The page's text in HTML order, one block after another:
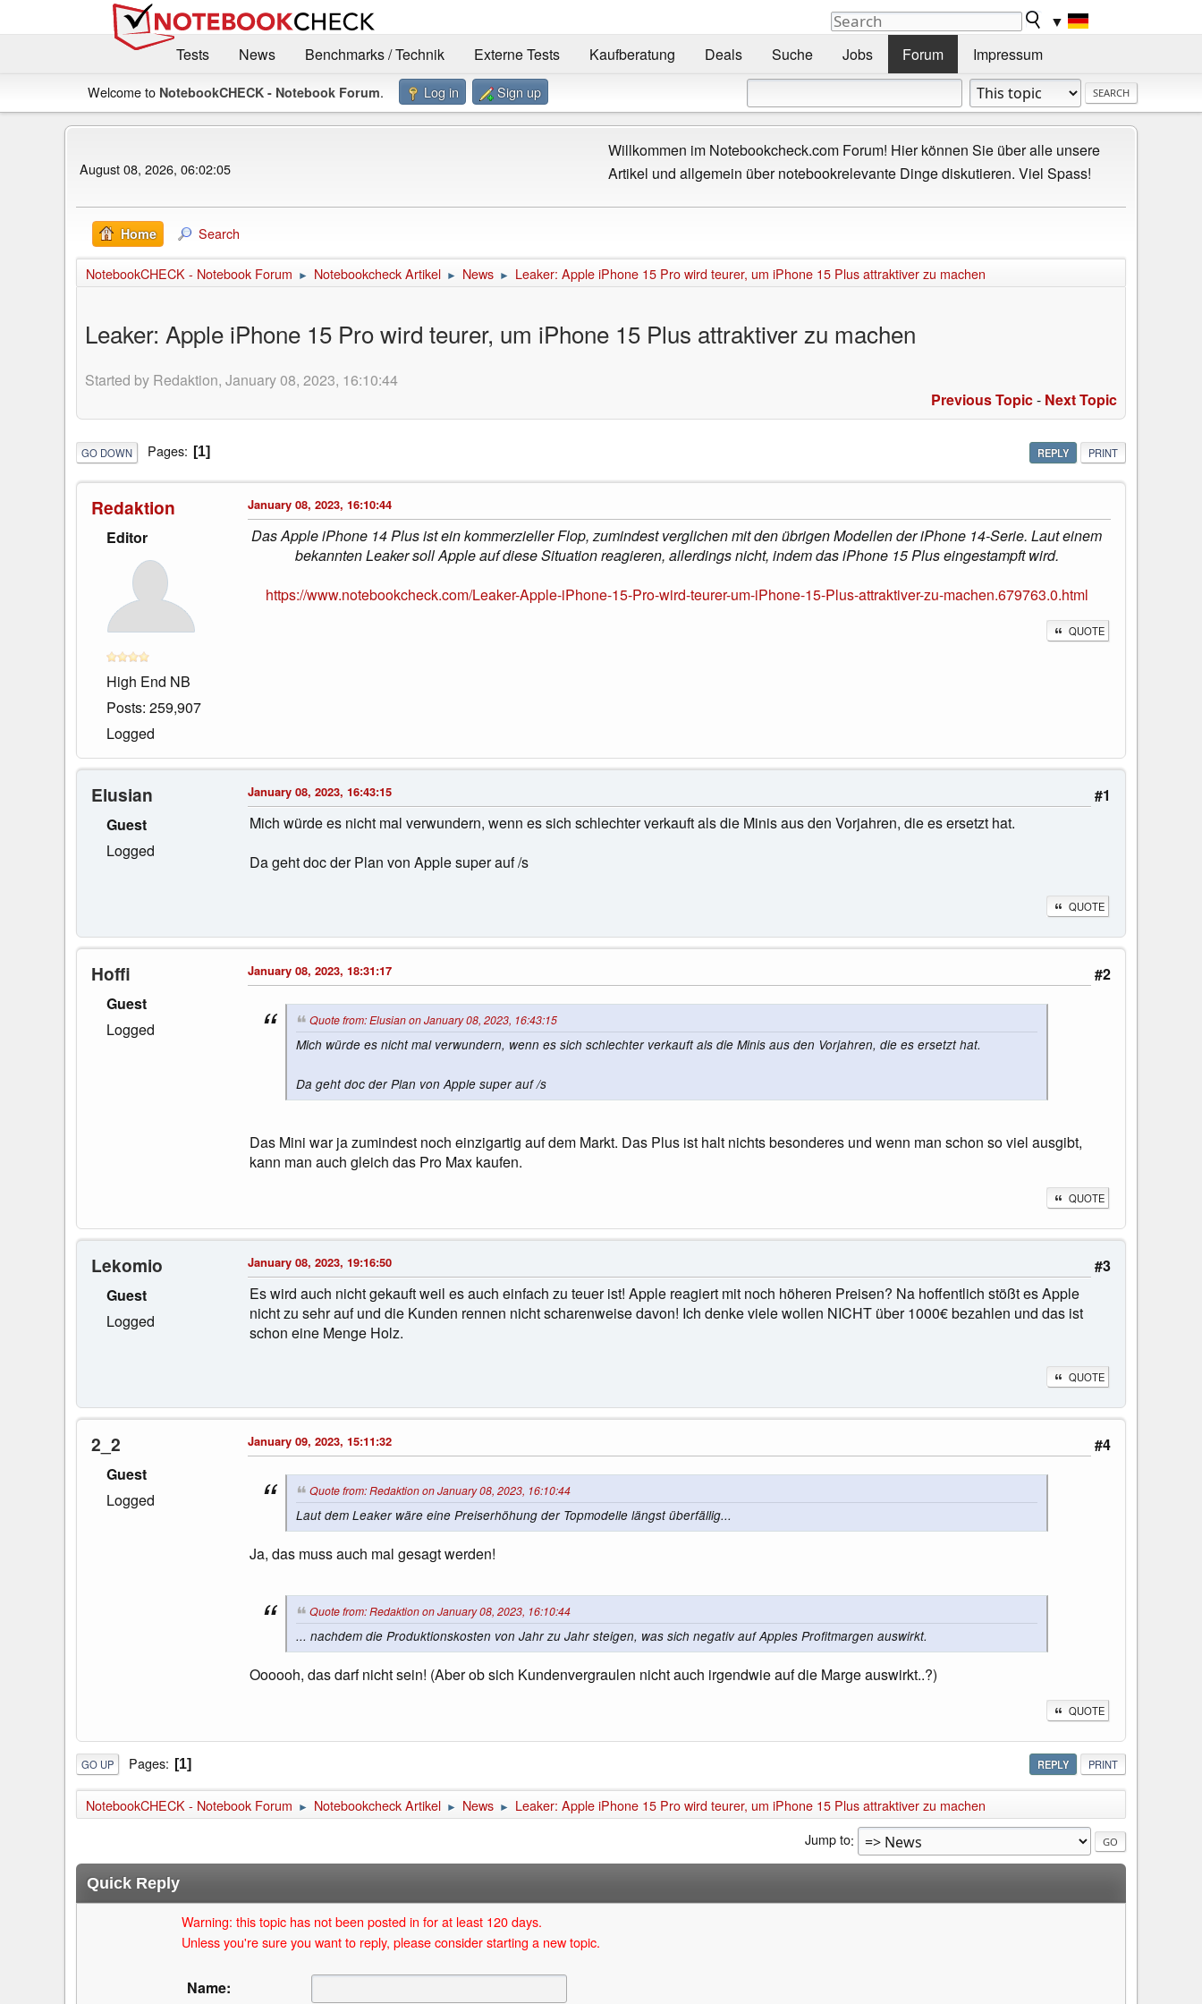
▼
Tests
News Benchmarks / Technik Externe Tests Kaufberatung Deals Suche Jobs Forum Impressum
Welcome to NotebookCHECK - Notebook Forum. Log in Sign up
August 08, 2026, 06:02:05
Willkommen im Notebookcheck.com Forum! Hier können Sie über alle unsere
Artikel und allgemein über notebookrelevante Dinge diskutieren. Viel Spass!
Home Search
NotebookCHECK - Notebook Forum ► Notebookcheck Artikel ► News ► Leaker: Apple iPhone 15 Pro wird teurer, um iPhone 15 Plus attraktiver zu machen
Leaker: Apple iPhone 15 Pro wird teurer, um iPhone 15 Plus attraktiver zu machen
Started by Redaktion, January 08, 2023, 16:10:44
Previous Topic- Next Topic
REPLY PRINT
GO DOWN Pages 1
Redaktion
Editor
High End NB
Posts: 259,907
Logged
January 08, 2023, 16:10:44
Das Apple iPhone 14 Plus ist ein kommerzieller Flop, zumindest verglichen mit den übrigen Modellen der iPhone 14-Serie. Laut einem
bekannten Leaker soll Apple auf diese Situation reagieren, allerdings nicht, indem das iPhone 15 Plus eingestampft wird.
https://www.notebookcheck.com/Leaker-Apple-iPhone-15-Pro-wird-teurer-um-iPhone-15-Plus-attraktiver-zu-machen.679763.0.html
QUOTE
Elusian
Guest
Logged
#1
January 08, 2023, 16:43:15
Mich würde es nicht mal verwundern, wenn es sich schlechter verkauft als die Minis aus den Vorjahren, die es ersetzt hat.
Da geht doc der Plan von Apple super auf /s
QUOTE
Hoffi
Guest
Logged
#2
January 08, 2023, 18:31:17
Quote from: Elusian on January 08, 2023, 16:43:15
Mich würde es nicht mal verwundern, wenn es sich schlechter verkauft als die Minis aus den Vorjahren, die es ersetzt hat.
Da geht doc der Plan von Apple super auf /s
Das Mini war ja zumindest noch einzigartig auf dem Markt. Das Plus ist halt nichts besonderes und wenn man schon so viel ausgibt,
kann man auch gleich das Pro Max kaufen.
QUOTE
Lekomio
Guest
Logged
#3
January 08, 2023, 19:16:50
Es wird auch nicht gekauft weil es auch einfach zu teuer ist! Apple reagiert mit noch höheren Preisen? Na hoffentlich stößt es Apple
nicht zu sehr auf und die Kunden rennen nicht scharenweise davon! Ich denke viele wollen NICHT über 1000€ bezahlen und das ist
schon eine Menge Holz.
QUOTE
2_2
Guest
Logged
#4
January 09, 2023, 15:11:32
Quote from: Redaktion on January 08, 2023, 16:10:44
Laut dem Leaker wäre eine Preiserhöhung der Topmodelle längst überfällig...
Ja, das muss auch mal gesagt werden!
Quote from: Redaktion on January 08, 2023, 16:10:44
... nachdem die Produktionskosten von Jahr zu Jahr steigen, was sich negativ auf Apples Profitmargen auswirkt.
Oooooh, das darf nicht sein! (Aber ob sich Kundenvergraulen nicht auch irgendwie auf die Marge auswirkt..?)
QUOTE
REPLY PRINT
GO UP Pages 1
NotebookCHECK - Notebook Forum ► Notebookcheck Artikel ► News ►
Leaker: Apple iPhone 15 Pro wird teurer, um iPhone 15 Plus attraktiver zu machen
Jump to
Quick Reply
Warning: this topic has not been posted in for at least 120 days.
Unless you're sure you want to reply, please consider starting a new topic.
Name: